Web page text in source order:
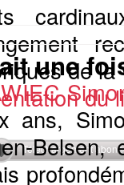
de
du
Téléchargement
une
ans,